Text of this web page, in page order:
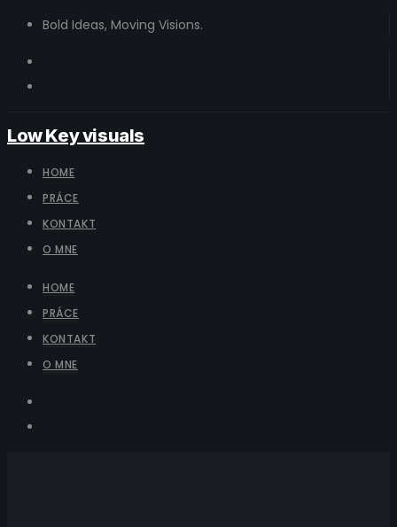
Bold Ideas, Moving Visions.
Low Key visuals
HOME
PRÁCE
KONTAKT
O MNE
HOME
PRÁCE
KONTAKT
O MNE